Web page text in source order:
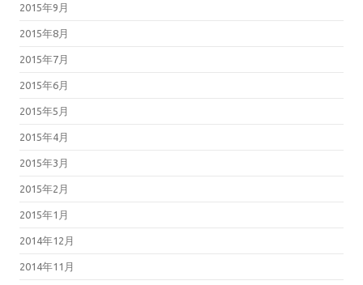
2015年9月
2015年8月
2015年7月
2015年6月
2015年5月
2015年4月
2015年3月
2015年2月
2015年1月
2014年12月
2014年11月